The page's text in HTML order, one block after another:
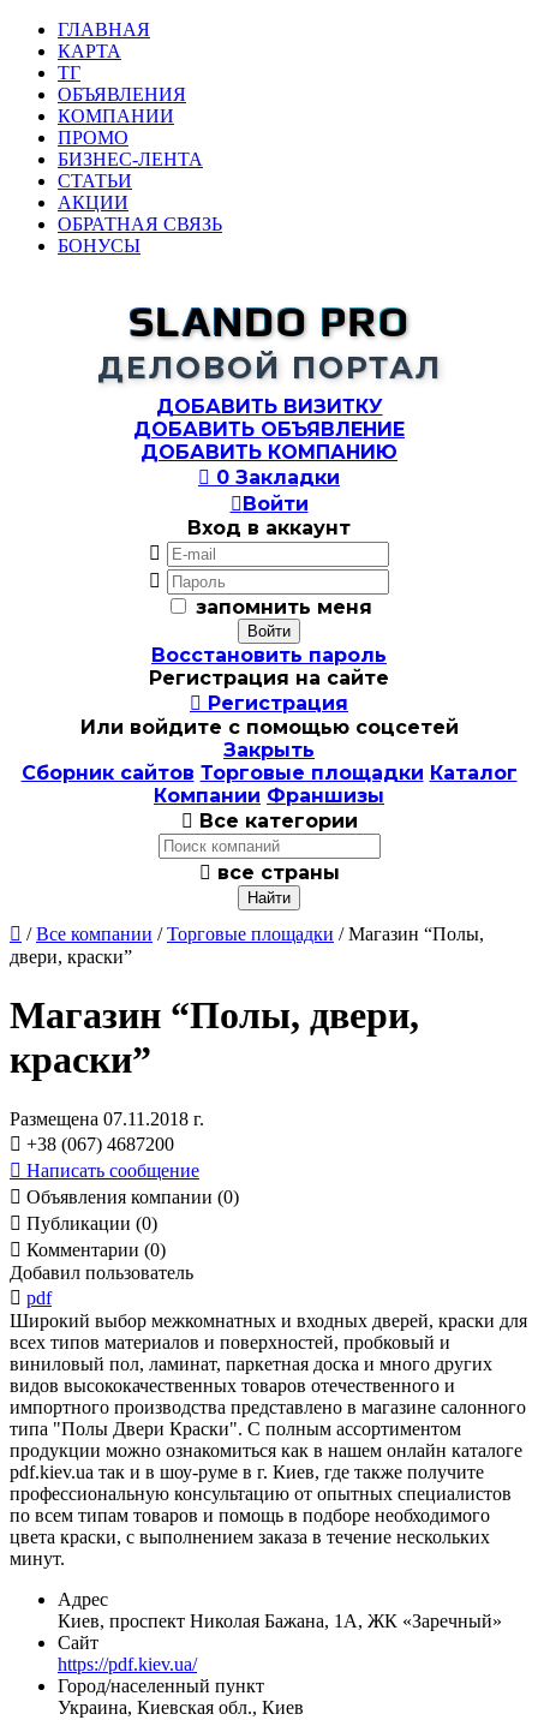
ГЛАВНАЯ
КАРТА
ТГ
ОБЪЯВЛЕНИЯ
КОМПАНИИ
ПРОМО
БИЗНЕС-ЛЕНТА
СТАТЬИ
АКЦИИ
ОБРАТНАЯ СВЯЗЬ
БОНУСЫ
SLANDO PRO
ДЕЛОВОЙ ПОРТАЛ
ДОБАВИТЬ ВИЗИТКУ
ДОБАВИТЬ ОБЪЯВЛЕНИЕ
ДОБАВИТЬ КОМПАНИЮ
 0 Закладки
Войти
Вход в аккаунт


запомнить меня
Восстановить пароль
Регистрация на сайте
 Регистрация
Или войдите с помощью соцсетей
Закрыть
Сборник сайтов Торговые площадки Каталог
Компании Франшизы
 Все категории
 все страны
 /Все компании /Торговые площадки / Магазин “Полы,
двери, краски”
Магазин “Полы, двери,
краски”
Размещена 07.11.2018 г.
 +38 (067) 4687200
 Написать сообщение
 Объявления компании (0)
 Публикации (0)
 Комментарии (0)
Добавил пользователь
 pdf
Широкий выбор межкомнатных и входных дверей, краски для
всех типов материалов и поверхностей, пробковый и
виниловый пол, ламинат, паркетная доска и много других
видов высококачественных товаров отечественного и
импортного производства представлено в магазине салонного
типа "Полы Двери Краски". С полным ассортиментом
продукции можно ознакомиться как в нашем онлайн каталоге
pdf.kiev.ua так и в шоу-руме в г. Киев, где также получите
профессиональную консультацию от опытных специалистов
по всем типам товаров и помощь в подборе необходимого
цвета краски, с выполнением заказа в течение нескольких
минут.
Адрес
Киев, проспект Николая Бажана, 1А, ЖК «Заречный»
Сайт
https://pdf.kiev.ua/
Город/населенный пункт
Украина, Киевская обл., Киев